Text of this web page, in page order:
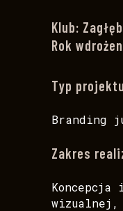
Klub:
Rok
Typ
Branding
Zakres
wizualnej,